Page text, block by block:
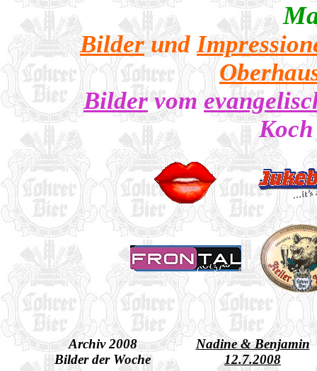
Bilderund
Bildervom
Archiv 2008
Bilder der Woche
Nadine & Benjamin
12.7.2008